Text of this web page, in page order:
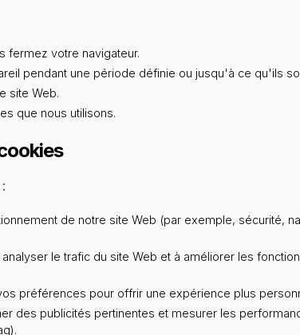
fermez votre navigateur.
pendant une période définie ou jusqu'à ce qu'ils
site Web.
que nous utilisons.
de notre site Web (par exemple, sécurité,
le trafic du site Web et à améliorer les
préférences pour offrir une expérience plus
des publicités pertinentes et mesurer les